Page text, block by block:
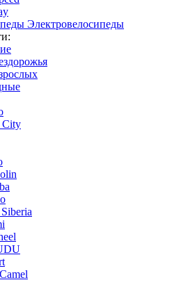
Электровелосипеды
City